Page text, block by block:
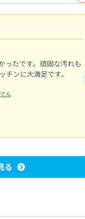
ったです。頑固な汚れも
ンに大満足です。
ん
る